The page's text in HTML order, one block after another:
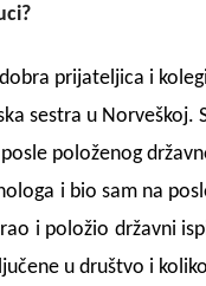
prijateljica i
sestra u Norveškoj.
položenog
i bio sam na
i položio državni
u društvo i